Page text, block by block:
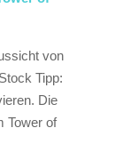
von
Tipp:
Die
Tower of